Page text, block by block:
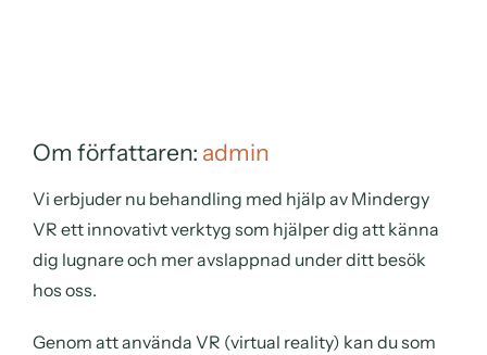
Om författaren: admin
Vi erbjuder nu behandling med hjälp av Mindergy
VR ett innovativt verktyg som hjälper dig att känna
dig lugnare och mer avslappnad under ditt besök
hos oss.
Genom att använda VR (virtual reality) kan du som